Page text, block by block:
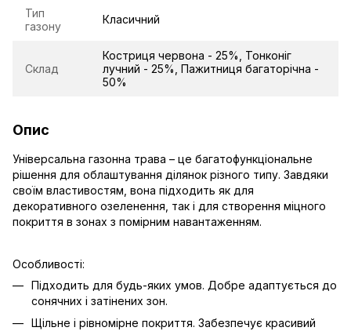
Тип
газону
Класичний
Склад
Костриця червона - 25%, Тонконіг
лучний - 25%, Пажитниця багаторічна -
50%
Опис
Універсальна газонна трава – це багатофункціональне
рішення для облаштування ділянок різного типу. Завдяки
своїм властивостям, вона підходить як для
декоративного озеленення, так і для створення міцного
покриття в зонах з помірним навантаженням.
Особливості:
Підходить для будь-яких умов. Добре адаптується до
сонячних і затінених зон.
Щільне і рівномірне покриття. Забезпечує красивий